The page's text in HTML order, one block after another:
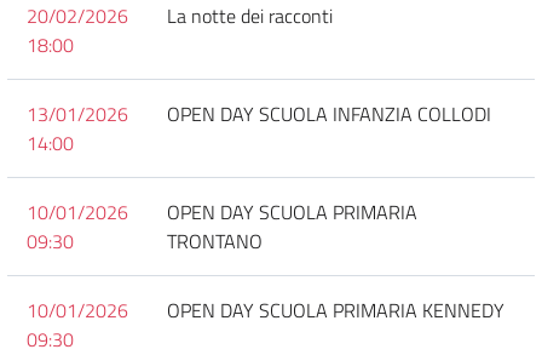
20/02/2026
18:00
La notte dei racconti
13/01/2026
14:00
OPEN DAY SCUOLA INFANZIA COLLODI
10/01/2026
09:30
OPEN DAY SCUOLA PRIMARIA
TRONTANO
10/01/2026
09:30
OPEN DAY SCUOLA PRIMARIA KENNEDY